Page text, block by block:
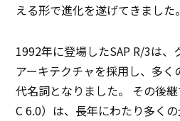
える形で進化を遂げてきました。
1992年に登場したSAP R/3は、
アーキテクチャを採用し、多く
代名詞となりました。 その後継
C 6.0）は、長年にわたり多く